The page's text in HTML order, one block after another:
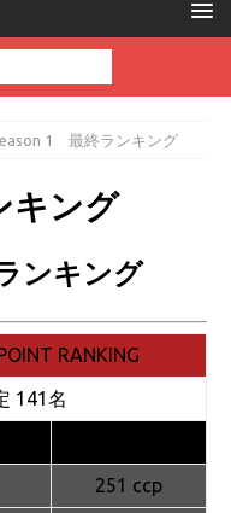
1 最終ランキング
キング
ンキング
RANKING
141名
251 ccp